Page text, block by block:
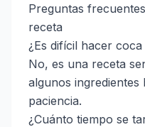
Preguntas
receta
¿Es difícil hacer coca
No, es una receta
algunos
paciencia.
¿Cuánto tiempo se